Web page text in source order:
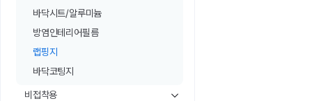
바닥시트/알루미늄
방염인테리어필름
랩핑지
바닥코팅지
비접착용